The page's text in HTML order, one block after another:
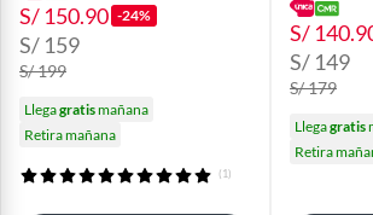
S/ 150.90 -24%
S/ 159
S/ 199
Llegagratismañana
Retira mañana
(1)
S/
S/ 149
S/ 179
Llegagratis
Retira